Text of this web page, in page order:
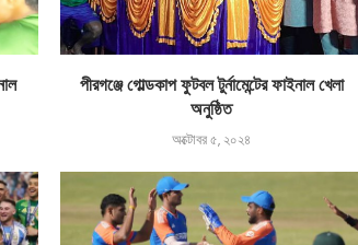
পীরগঞ্জে গোল্ডকাপ ফুটবল টুর্নামেন্টের ফাইনাল খেলা
অনুষ্ঠিত
অক্টোবর ৫, ২০২৪